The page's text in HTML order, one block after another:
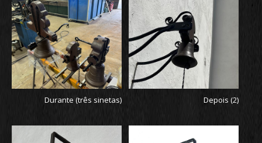
Durante (três sinetas) Depois (2)